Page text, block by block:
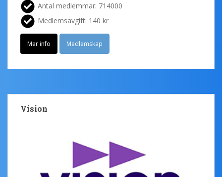
Antal medlemmar: 714000
Medlemsavgift: 140 kr
Mer info Medlemskap
Vision